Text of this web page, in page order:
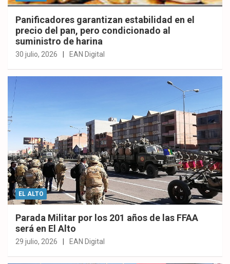
Panificadores garantizan estabilidad en el
precio del pan, pero condicionado al
suministro de harina
30 julio, 2026 EAN Digital
EL ALTO
Parada Militar por los 201 años de las FFAA
será en El Alto
29 julio, 2026 EAN Digital